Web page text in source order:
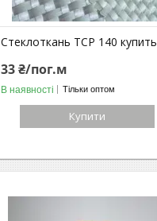
Стеклоткань ТСР 140 купить
33 ₴/пог.м
В наявності Тільки оптом
Купити